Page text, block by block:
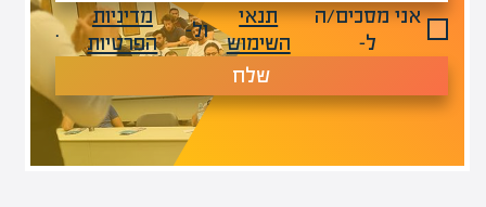
אני מסכים/ה
ל-
תנאי
השימוש
ול-
מדיניות
הפרטיות
.
שלח